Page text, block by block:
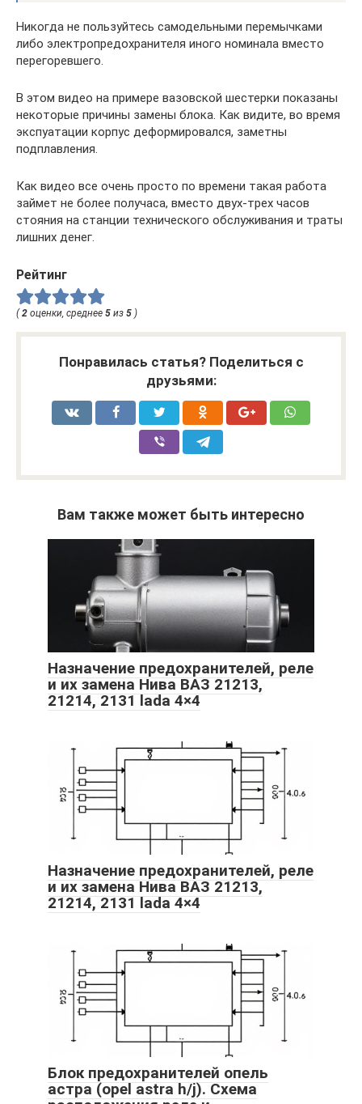
Никогда не пользуйтесь самодельными перемычками
либо электропредохранителя иного номинала вместо
перегоревшего.
В этом видео на примере вазовской шестерки показаны
некоторые причины замены блока. Как видите, во время
экспуатации корпус деформировался, заметны
подплавления.
Как видео все очень просто по времени такая работа
займет не более получаса, вместо двух-трех часов
стояния на станции технического обслуживания и траты
лишних денег.
Рейтинг
( 2 оценки, среднее 5 из 5 )
Понравилась статья? Поделиться с
друзьями:
Вам также может быть интересно
Назначение предохранителей, реле
и их замена Нива ВАЗ 21213,
21214, 2131 lada 4×4
Назначение предохранителей, реле
и их замена Нива ВАЗ 21213,
21214, 2131 lada 4×4
Блок предохранителей опель
астра (opel astra h/j). Схема